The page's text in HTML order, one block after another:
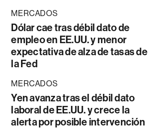
MERCADOS
Dólar cae tras débil dato de
empleo en EE.UU. y menor
expectativa de alza de tasas de
la Fed
MERCADOS
Yen avanza tras el débil dato
laboral de EE.UU. y crece la
alerta por posible intervención